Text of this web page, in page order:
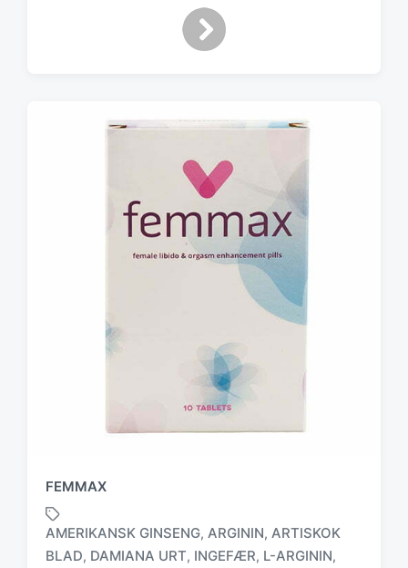
FEMMAX
AMERIKANSK GINSENG, ARGININ, ARTISKOK
BLAD, DAMIANA URT, INGEFÆR, L-ARGININ,